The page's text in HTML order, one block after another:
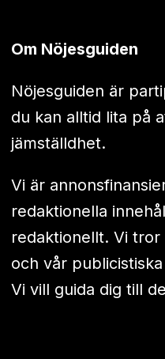
Om Nöjesguiden
Nöjesguiden är
du kan alltid lita på
jämställdhet.
Vi är
redaktionella
redaktionellt. Vi
och vår
Vi vill guida dig till